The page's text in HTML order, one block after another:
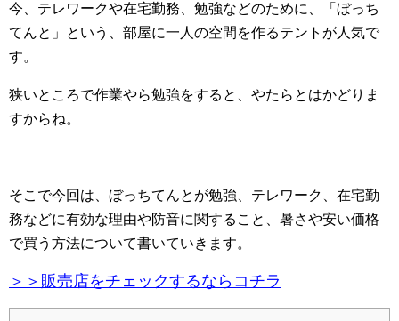
今、テレワークや在宅勤務、勉強などのために、「ぼっち
てんと」という、部屋に一人の空間を作るテントが人気で
す。
狭いところで作業やら勉強をすると、やたらとはかどりま
すからね。
そこで今回は、ぼっちてんとが勉強、テレワーク、在宅勤
務などに有効な理由や防音に関すること、暑さや安い価格
で買う方法について書いていきます。
＞＞販売店をチェックするならコチラ